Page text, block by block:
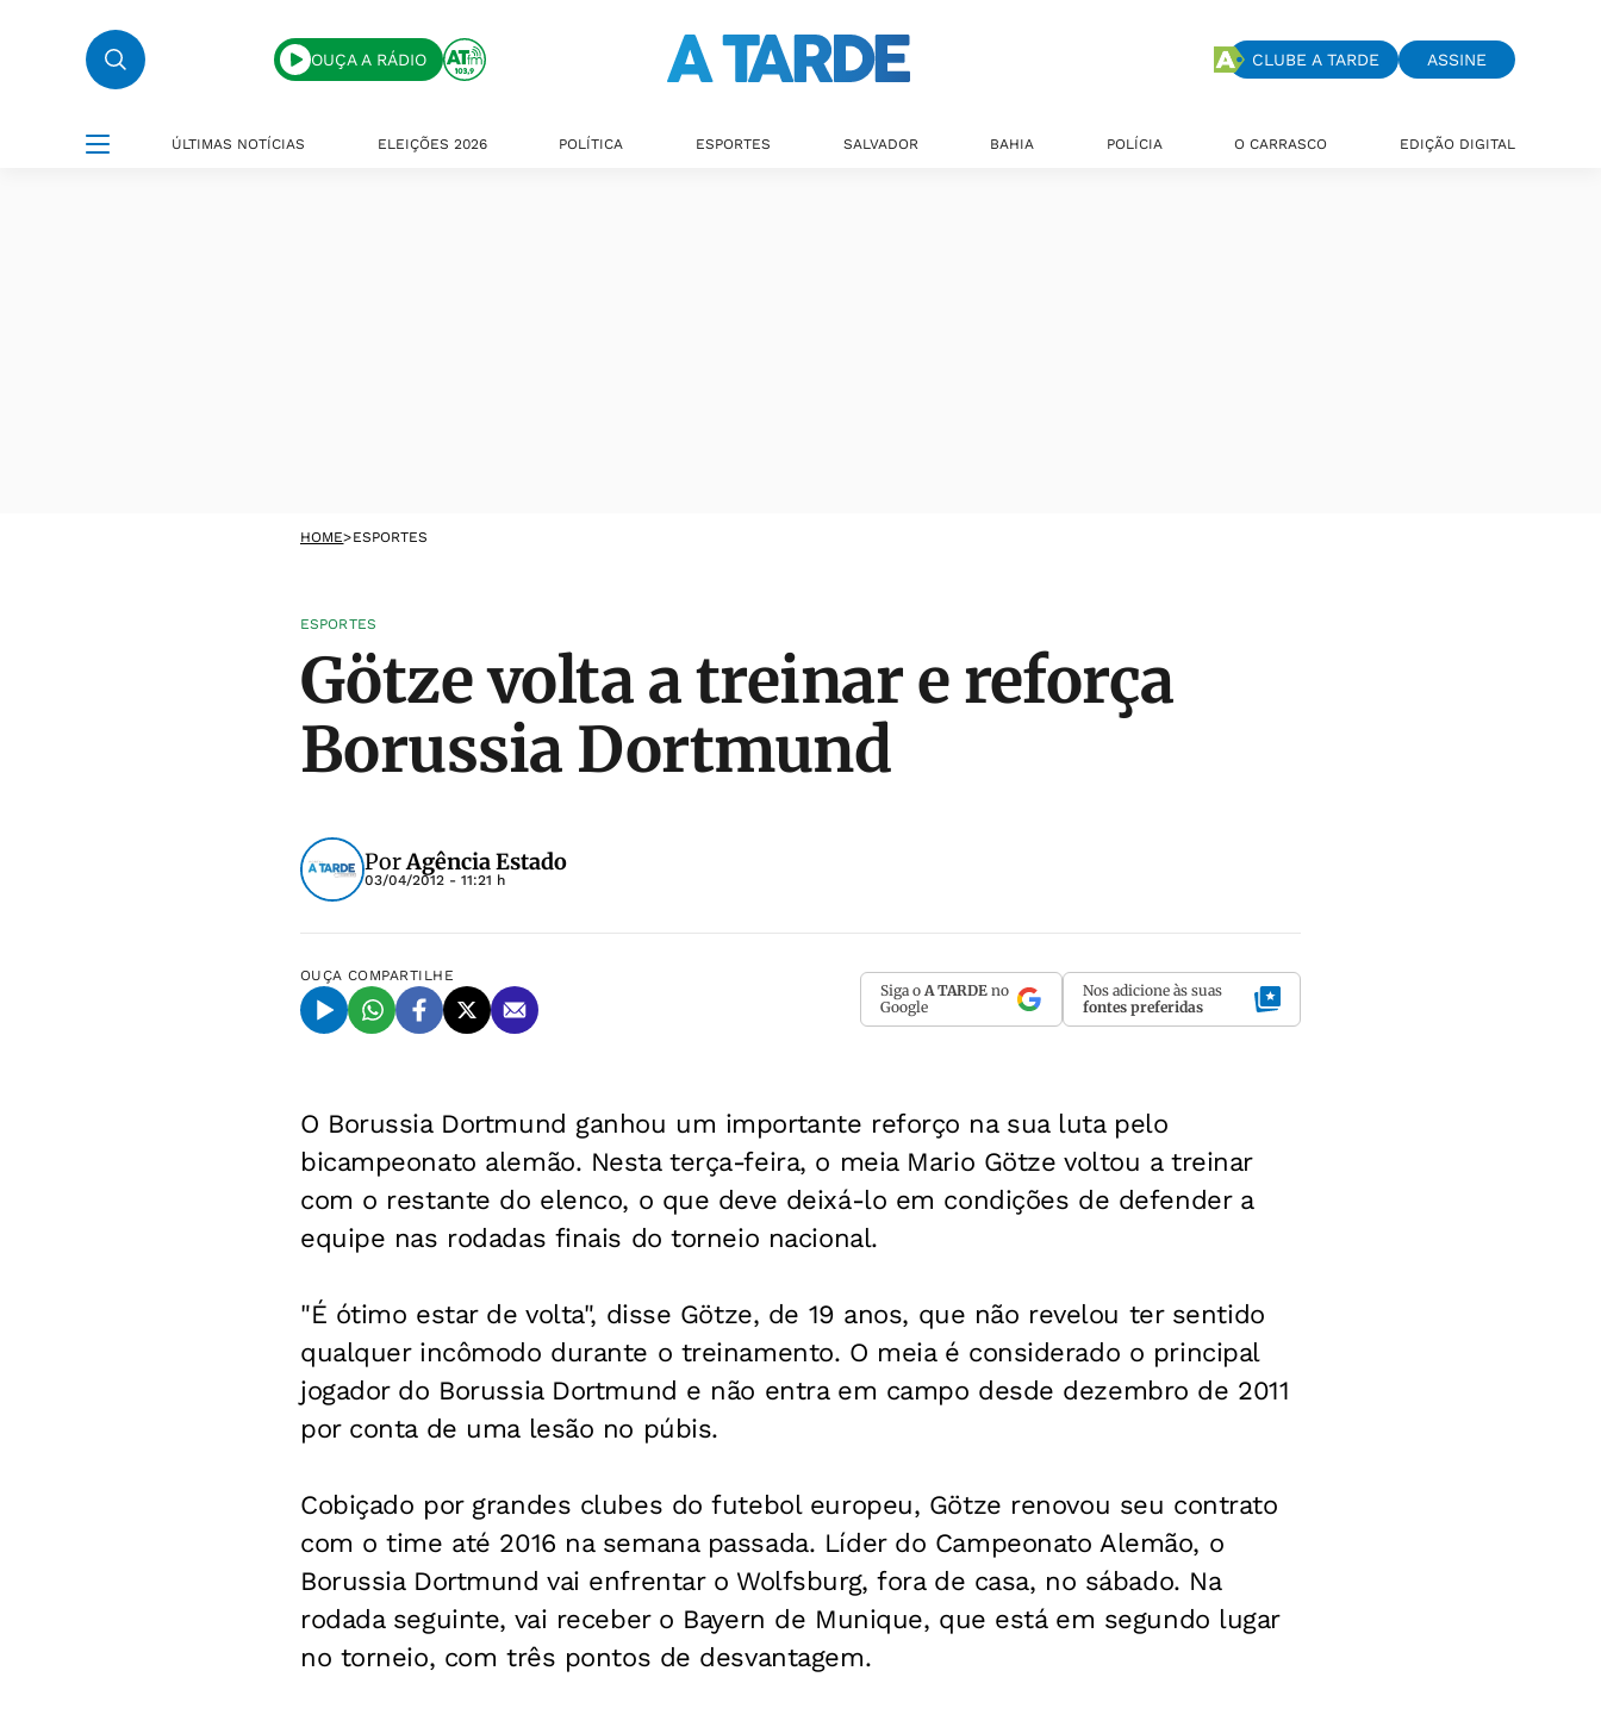
OUÇA A RÁDIO CLUBE A TARDE ASSINE
ÚLTIMAS NOTÍCIAS ELEIÇÕES 2026 POLÍTICA ESPORTES SALVADOR BAHIA POLÍCIA O CARRASCO EDIÇÃO DIGITAL
HOME>ESPORTES
ESPORTES
Götze volta a treinar e reforça
Borussia Dortmund
PorAgência Estado
03/04/2012 - 11:21 h
OUÇA COMPARTILHE
Siga o A TARDE no
Google
Nos adicione às suas
fontes preferidas
O Borussia Dortmund ganhou um importante reforço na sua luta pelo
bicampeonato alemão. Nesta terça-feira, o meia Mario Götze voltou a treinar
com o restante do elenco, o que deve deixá-lo em condições de defender a
equipe nas rodadas finais do torneio nacional.
"É ótimo estar de volta", disse Götze, de 19 anos, que não revelou ter sentido
qualquer incômodo durante o treinamento. O meia é considerado o principal
jogador do Borussia Dortmund e não entra em campo desde dezembro de 2011
por conta de uma lesão no púbis.
Cobiçado por grandes clubes do futebol europeu, Götze renovou seu contrato
com o time até 2016 na semana passada. Líder do Campeonato Alemão, o
Borussia Dortmund vai enfrentar o Wolfsburg, fora de casa, no sábado. Na
rodada seguinte, vai receber o Bayern de Munique, que está em segundo lugar
no torneio, com três pontos de desvantagem.